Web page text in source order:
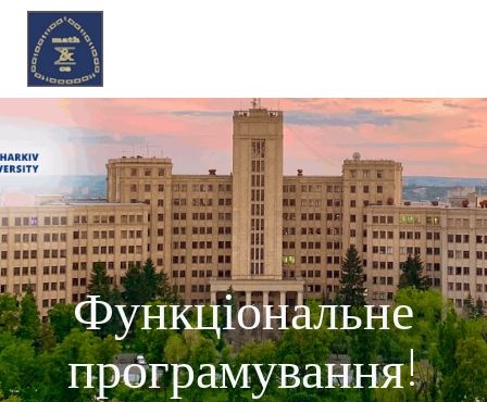
Функціональне
програмування!